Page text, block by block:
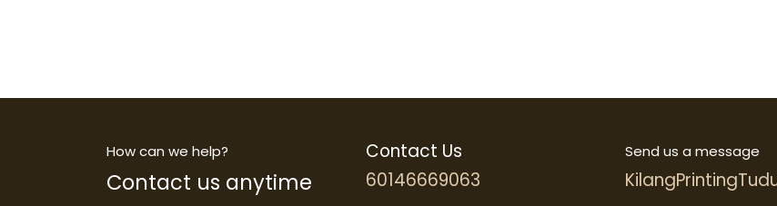
How can we help?
Contact us anytime
Contact Us
60146669063
Send us a message